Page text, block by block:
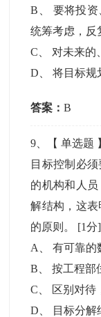
B
要将投
统筹考虑，反
C
对未来的
D 、将目标规
答案：B
9 、【单选题
目标控制必
的机构和人
解结构，这
的原则。 [1分]
A
、有可靠的
B 、按工程部
C
区别对待
D
目标分解